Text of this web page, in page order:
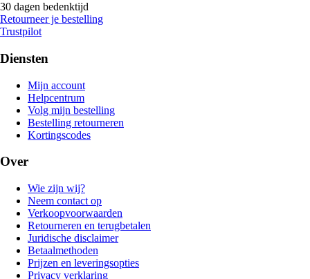
30 dagen bedenktijd
Retourneer je bestelling
Trustpilot
Diensten
Mijn account
Helpcentrum
Volg mijn bestelling
Bestelling retourneren
Kortingscodes
Over
Wie zijn wij?
Neem contact op
Verkoopvoorwaarden
Retourneren en terugbetalen
Juridische disclaimer
Betaalmethoden
Prijzen en leveringsopties
Privacy verklaring